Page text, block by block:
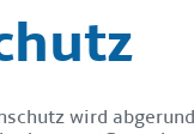
wird